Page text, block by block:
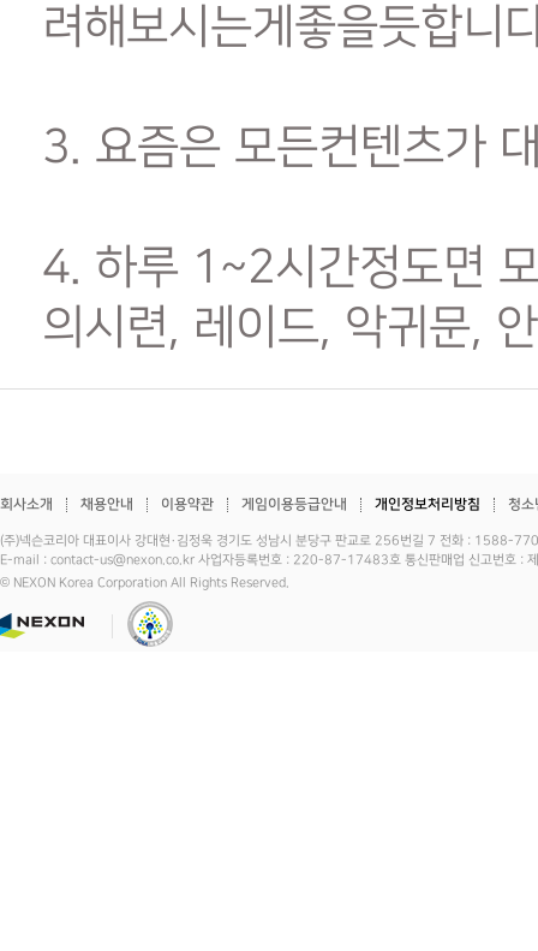
려해보시는게좋을듯합니
3. 요즘은 모든컨텐츠가
4. 하루 1~2시간정도면
의시련, 레이드, 악귀문,
회사소개 채용안내 이용약관 게임이용등급안내 개인정보처리방침 청소
(주)넥슨코리아 대표이사 강대현·김정욱 경기도 성남시 분당구 판교로 256번길 7 전화 :
E-mail : contact-us@nexon.co.kr 사업자등록번호 : 220-87-17483호 통신판매업 신고번호 :
© NEXON Korea Corporation All Rights Reserved.